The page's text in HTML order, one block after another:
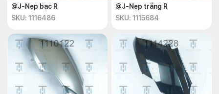
@J-Nẹp bạc R
SKU: 1116486
@J-Nẹp trắng R
SKU: 1115684